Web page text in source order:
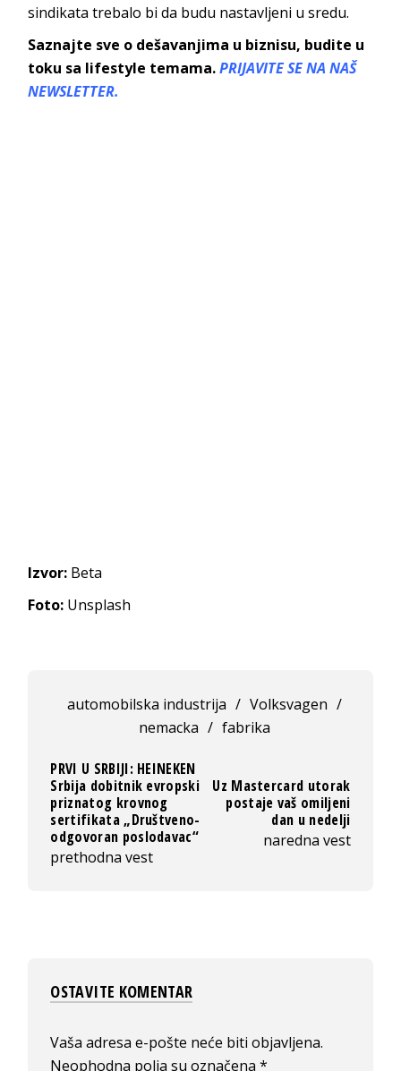
sindikata trebalo bi da budu nastavljeni u sredu.
Saznajte sve o dešavanjima u biznisu, budite u
toku sa lifestyle temama.PRIJAVITE SE NA NAŠ
NEWSLETTER.
Izvor: Beta
Foto: Unsplash
automobilska industrija / Volksvagen /
nemacka / fabrika
PRVI U SRBIJI: HEINEKEN
Srbija dobitnik evropski
priznatog krovnog
sertifikata „Društveno-
odgovoran poslodavac“
prethodna vest
Uz Mastercard utorak
postaje vaš omiljeni
dan u nedelji
naredna vest
OSTAVITE KOMENTAR
Vaša adresa e-pošte neće biti objavljena.
Neophodna polja su označena*